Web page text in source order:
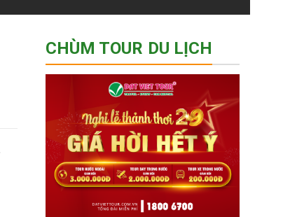
CHÙM TOUR DU LỊCH